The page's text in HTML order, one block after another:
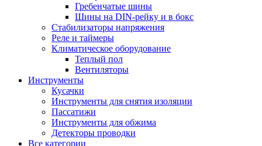
Гребенчатые шины
Шины на DIN-рейку и в бокс
Стабилизаторы напряжения
Реле и таймеры
Климатическое оборудование
Теплый пол
Вентиляторы
Инструменты
Кусачки
Инструменты для снятия изоляции
Пассатижи
Инструменты для обжима
Детекторы проводки
Все категории